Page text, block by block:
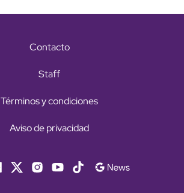
Contacto
Staff
Términos y condiciones
Aviso de privacidad